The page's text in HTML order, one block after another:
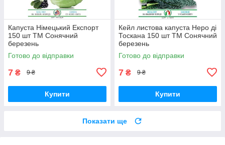
Капуста Німецький Експорт
150 шт ТМ Сонячний
березень
Готово до відправки
7 ₴ 9 ₴
Купити
Кейл листова капуста Неро ді
Тоскана 150 шт ТМ Сонячний
березень
Готово до відправки
7 ₴ 9 ₴
Купити
Показати ще